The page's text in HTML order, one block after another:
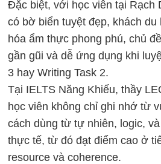
Đặc biệt, với học viên tại Rạch
có bờ biển tuyệt đẹp, khách du
hóa ẩm thực phong phú, chủ
gần gũi và dễ ứng dụng khi
3 hayWriting Task 2.
Tại IELTS Năng Khiếu, thầy
học viên không chỉ ghi nhớ từ
cách dùng từ tự nhiên, logic,
thực tế, từ đó đạt điểm cao ở
resource và coherence.